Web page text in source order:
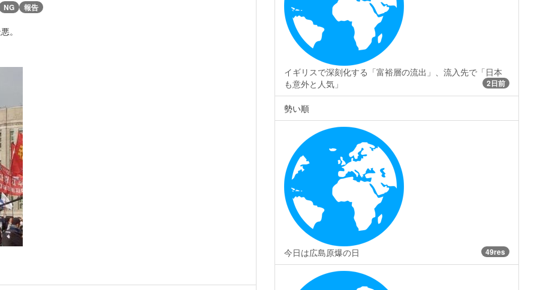
NG 報告
。
イギリスで深刻化する「富裕層の流出」、流入先で「日本
も意外と人気」
2日前
勢い順
今日は広島原爆の日 49res